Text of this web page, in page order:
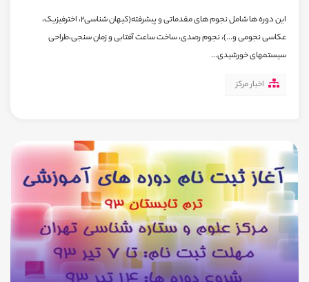
این دوره ها شامل نجوم های مقدماتی و پیشرفته(کیهان شناسی2، اخترفیزیک،
عکاسی نجومی و...)، نجوم رصدی، ساخت ساعت آفتابی و زمان سنجی،طراحی
سیستمهای خورشیدی...
اخبار مرکز